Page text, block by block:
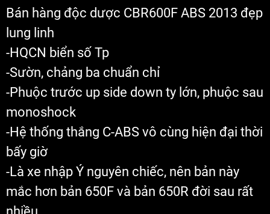
Bán hàng độc dược CBR600F ABS 2013 đẹp
lung linh
-HQCN biển số Tp
-Sườn, chảng ba chuẩn chỉ
-Phuộc trước up side down ty lớn, phuộc sau
monoshock
-Hệ thống thắng C-ABS vô cùng hiện đại thời
bấy giờ
-Là xe nhập Ý nguyên chiếc, nên bản này
mắc hơn bản 650F và bản 650R đời sau rất